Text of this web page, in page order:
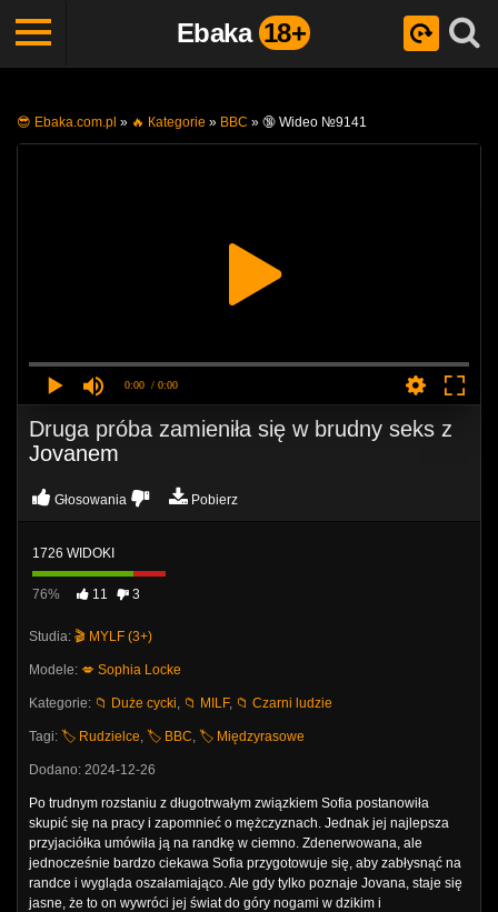
Ebaka 18+
😎 Ebaka.com.pl » 🔥 Кategorie » BBC » 🔞 Wideo №9141
0:00 / 0:00
Druga próba zamieniła się w brudny seks z
Jovanem
Głosowania Pobierz
1726 WIDOKI
76% 11 3
Studia: 🎬 MYLF (3+)
Modele: 💋 Sophia Locke
Kategorie: 📁 Duże cycki, 📁 MILF, 📁 Czarni ludzie
Tagi: 🏷️ Rudzielce, 🏷️ BBC, 🏷️ Międzyrasowe
Dodano: 2024-12-26
Po trudnym rozstaniu z długotrwałym związkiem Sofia postanowiła
skupić się na pracy i zapomnieć o mężczyznach. Jednak jej najlepsza
przyjaciółka umówiła ją na randkę w ciemno. Zdenerwowana, ale
jednocześnie bardzo ciekawa Sofia przygotowuje się, aby zabłysnąć na
randce i wygląda oszałamiająco. Ale gdy tylko poznaje Jovana, staje się
jasne, że to on wywróci jej świat do góry nogami w dzikim i